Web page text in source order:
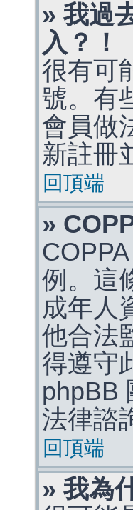
» 我過
入？！
很有可
號。有
會員做
新註冊
回頂端
»
例。這
成年人
他合法
得遵守
phpBB
法律諮
回頂端
» 我為